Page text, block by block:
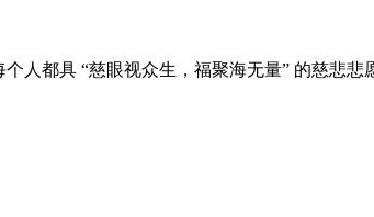
人都具 “慈眼视众生，福聚海无量” 的慈悲